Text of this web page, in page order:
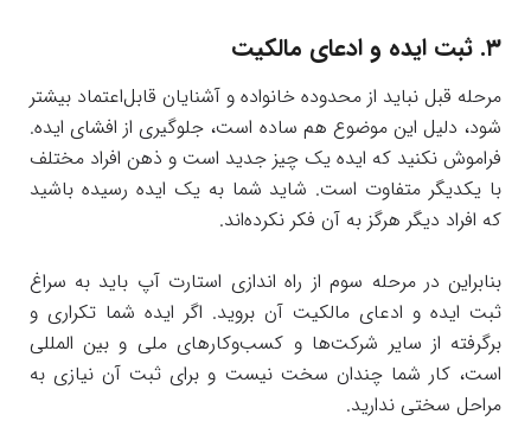
۳. ثبت ایده و ادعای مالکیت
مرحله قبل نباید از محدوده خانواده و آشنایان قابل‌اعتماد بیشتر
شود، دلیل این موضوع هم ساده است، جلوگیری از افشای ایده.
فراموش نکنید که ایده یک چیز جدید است و ذهن افراد مختلف
با یکدیگر متفاوت است. شاید شما به یک ایده رسیده باشید
که افراد دیگر هرگز به آن فکر نکرده‌اند.
بنابراین در مرحله سوم از راه اندازی استارت آپ باید به سراغ
ثبت ایده و ادعای مالکیت آن بروید. اگر ایده شما تکراری و
برگرفته از سایر شرکت‌ها و کسب‌و‌کارهای ملی و بین المللی
است، کار شما چندان سخت نیست و برای ثبت آن نیازی به
مراحل سختی ندارید.